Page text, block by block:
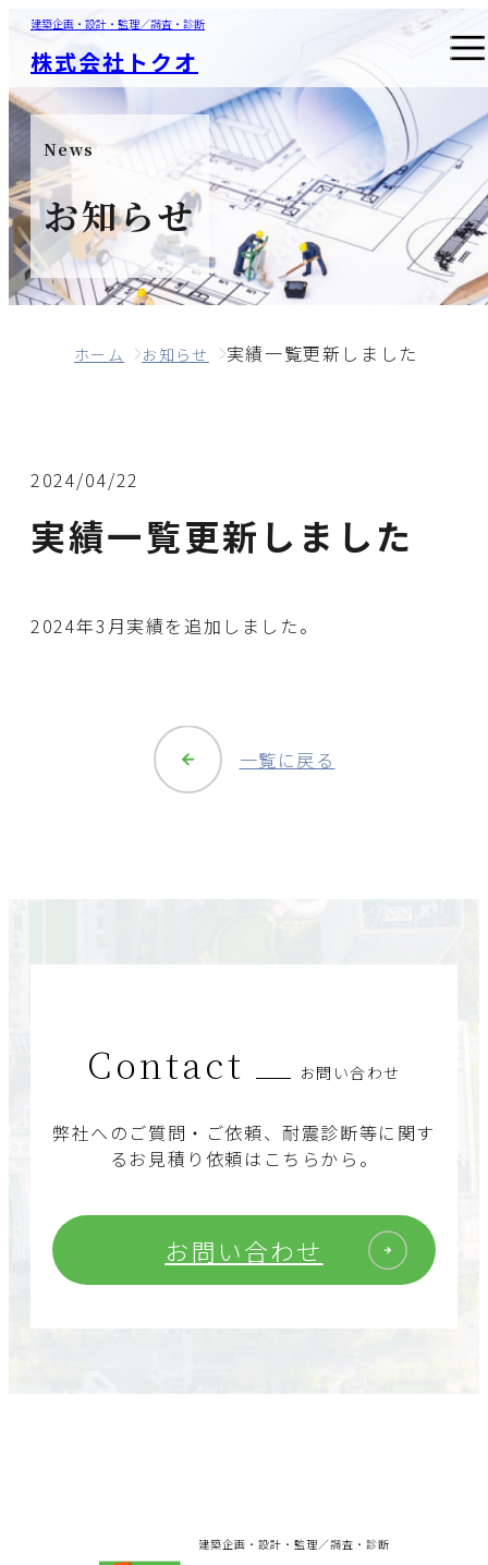
建築企画・設計・監理／調査・診断
株式会社トクオ
News
お知らせ
ホーム お知らせ 実績一覧更新しました
2024/04/22
実績一覧更新しました
2024年3月実績を追加しました。
一覧に戻る
Contact お問い合わせ
弊社へのご質問・ご依頼、耐震診断等に関す
るお見積り依頼はこちらから。
お問い合わせ
建築企画・設計・監理／調査・診断